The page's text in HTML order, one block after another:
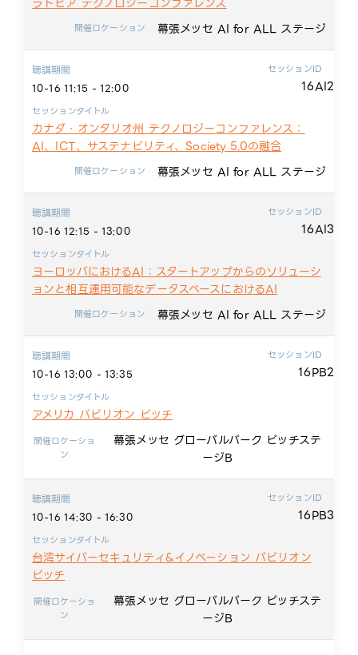
開催ロケーション 幕張メッセ AI for ALL ステージ
聴講期間
10-16 11:15 - 12:00
セッションID
16AI2
セッションタイトル
カナダ・オンタリオ州 テクノロジーコンファレンス：
AI、ICT、サステナビリティ、Society 5.0の融合
開催ロケーション 幕張メッセ AI for ALL ステージ
聴講期間
10-16 12:15 - 13:00
セッションID
16AI3
セッションタイトル
ヨーロッパにおけるAI：スタートアップからのソリューシ
ョンと相互運用可能なデータスペースにおけるAI
開催ロケーション 幕張メッセ AI for ALL ステージ
聴講期間
10-16 13:00 - 13:35
セッションID
16PB2
セッションタイトル
アメリカ パビリオン ピッチ
開催ロケーショ
ン
幕張メッセ グローバルパーク ピッチステ
ージB
聴講期間
10-16 14:30 - 16:30
セッションID
16PB3
セッションタイトル
台湾サイバーセキュリティ&イノベーション パビリオン
ピッチ
開催ロケーショ
ン
幕張メッセ グローバルパーク ピッチステ
ージB